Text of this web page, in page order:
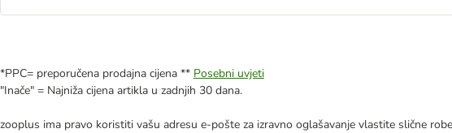
*PPC= preporučena prodajna cijena ** Posebni uvjeti
"Inače" = Najniža cijena artikla u zadnjih 30 dana.
zooplus ima pravo koristiti vašu adresu e-pošte za izravno oglašavanje vlastite slične